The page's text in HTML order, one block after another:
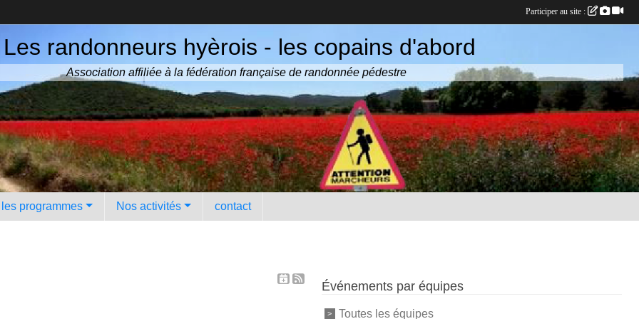
Les randonneurs hyèrois - les copains d'abord
Association affiliée à la fédération française de randonnée pédestre
programmes Nos activités contact
Événements par équipes
Toutes les équipes
Participer au site :